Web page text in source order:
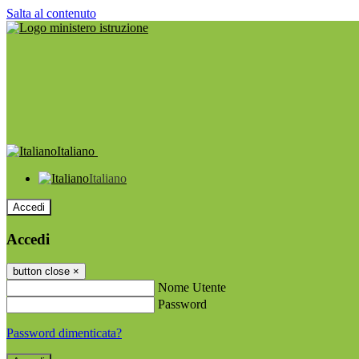
Salta al contenuto
Italiano
Italiano
Accedi
Accedi
button close ×
Nome Utente
Password
Password dimenticata?